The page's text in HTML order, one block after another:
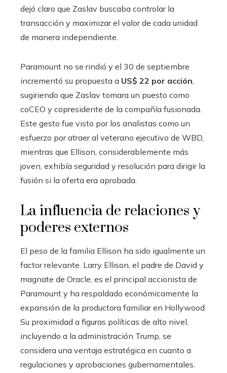
dejó claro que Zaslav buscaba controlar la
transacción y maximizar el valor de cada unidad
de manera independiente.
Paramount no se rindió y el 30 de septiembre
incrementó su propuesta a US$ 22 por acción
sugiriendo que Zaslav tomara un puesto como
coCEO y copresidente de la compañía fusionada.
Este gesto fue visto por los analistas como un
esfuerzo por atraer al veterano ejecutivo de WBD,
mientras que Ellison, considerablemente más
joven, exhibía seguridad y resolución para dirigir la
fusión si la oferta era aprobada.
La influencia de relaciones y
poderes externos
El peso de la familia Ellison ha sido igualmente un
factor relevante. Larry Ellison, el padre de David y
magnate de Oracle, es el principal accionista de
Paramount y ha respaldado económicamente la
expansión de la productora familiar en Hollywood.
Su proximidad a figuras políticas de alto nivel,
incluyendo a la administración Trump, se
considera una ventaja estratégica en cuanto a
regulaciones y aprobaciones gubernamentales.